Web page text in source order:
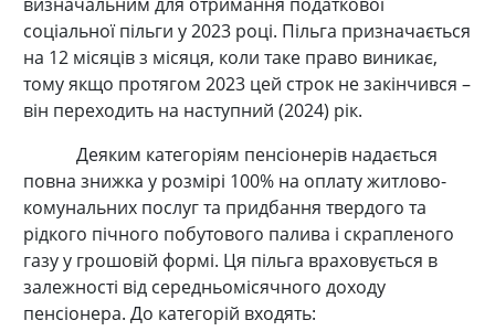
соціальної пільги у 2023 році. Пільга призначається
на 12 місяців з місяця, коли таке право виникає,
тому якщо протягом 2023 цей строк не закінчився –
він переходить на наступний (2024) рік.
Деяким категоріям пенсіонерів надається
повна знижка у розмірі 100% на оплату житлово-
комунальних послуг та придбання твердого та
рідкого пічного побутового палива і скрапленого
газу у грошовій формі. Ця пільга враховується в
залежності від середньомісячного доходу
пенсіонера. До категорій входять: